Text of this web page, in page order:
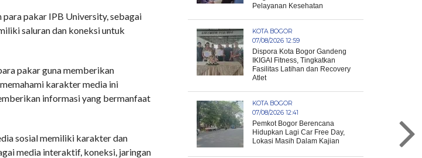
pakar IPB University, sebagai
saluran dan koneksi untuk
pakar guna memberikan
karakter media ini
informasi yang bermanfaat
sosial memiliki karakter dan
media interaktif, koneksi, jaringan
Pelayanan Kesehatan
KOTA BOGOR
07/08/2026 12:59
Dispora Kota Bogor Gandeng
IKIGAI Fitness, Tingkatkan
Fasilitas Latihan dan Recovery
Atlet
KOTA BOGOR
07/08/2026 12:41
Pemkot Bogor Berencana
Hidupkan Lagi Car Free Day,
Lokasi Masih Dalam Kajian